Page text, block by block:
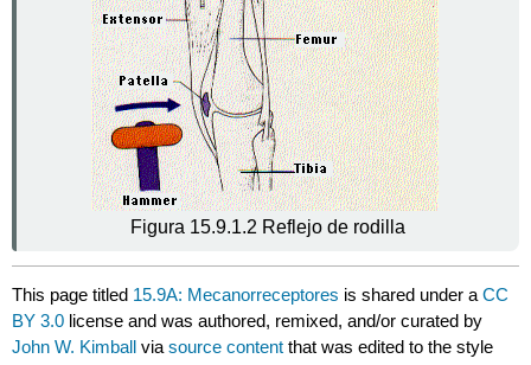
Figura 15.9.1.2 Reflejo de rodilla
This page titled 15.9A: Mecanorreceptores is shared under aCC
BY 3.0 license and was authored, remixed, and/or curated by
John W. Kimball viasource content that was edited to the style